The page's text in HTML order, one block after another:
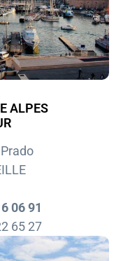
ALPES
06 91
65 27